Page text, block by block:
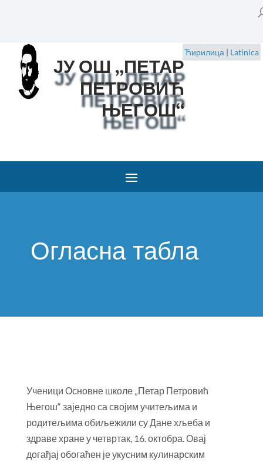
Ћирилица | Latinica
ЈУ ОШ „ПЕТАР
ПЕТРОВИЋ
ЊЕГОШ“
Огласна табла
Ученици Основне школе „Петар Петровић
Његош“ заједно са својим учитељима и
родитељима обиљежили су Дане хљеба и
здраве хране у четвртак, 16. октобра. Овај
догађај обогаћен је укусним кулинарским